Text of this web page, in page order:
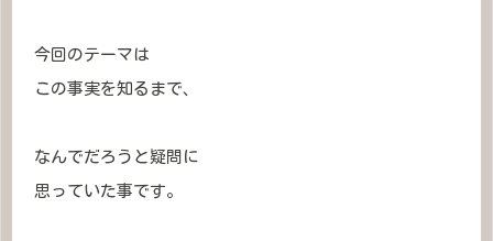
今回のテーマは
この事実を知るまで、
なんでだろうと疑問に
思っていた事です。